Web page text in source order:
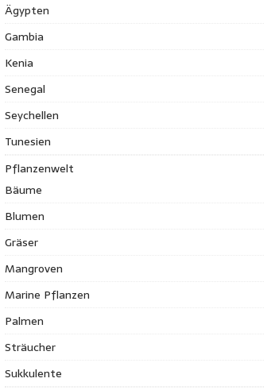
Ägypten
Gambia
Kenia
Senegal
Seychellen
Tunesien
Pflanzenwelt
Bäume
Blumen
Gräser
Mangroven
Marine Pflanzen
Palmen
Sträucher
Sukkulente